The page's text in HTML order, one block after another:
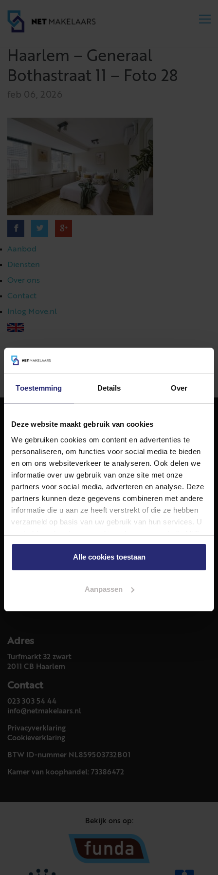
Toestemming Details Over
Deze website maakt gebruik van cookies
We gebruiken cookies om content en advertenties te
personaliseren, om functies voor social media te bieden
en om ons websiteverkeer te analyseren. Ook delen we
informatie over uw gebruik van onze site met onze
partners voor social media, adverteren en analyse. Deze
partners kunnen deze gegevens combineren met andere
informatie die u aan ze heeft verstrekt of die ze hebben
verzameld op basis van uw gebruik van hun services. U
gaat akkoord met onze cookies als u onze website blijft
gebruiken.
Alle cookies toestaan
Aanpassen
Haarlem – Generaal
Bothastraat 11 – Foto 28
feb 06, 2026
Aanbod
Diensten
Over ons
Contact
Inlog Move.nl
023 303 54 44
NET Makelaars
NET Makelaars is een modern makelaarskantoor met
decennialange ervaring in het vak en diepgaande kennis
van de huizenmarkt in Haarlem en omstreken.
Volg ons op
Diensten
Aankoop
Meer informatie over
Adres
Turfmarkt 32 zwart
2011 CB Haarlem
Contact
023 303 54 44
info@netmakelaars.nl
Privacyverklaring
Cookieverklaring
BTW ID-nummer NL859503732B01
Kamer van koophandel: 73386472
Bekijk ons op: